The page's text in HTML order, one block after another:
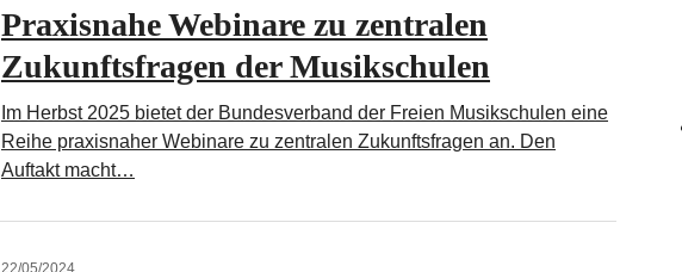
Praxisnahe Webinare zu zentralen
Zukunftsfragen der Musikschulen
Im Herbst 2025 bietet der Bundesverband der Freien Musikschulen eine
Reihe praxisnaher Webinare zu zentralen Zukunftsfragen an. Den
Auftakt macht…
22/05/2024